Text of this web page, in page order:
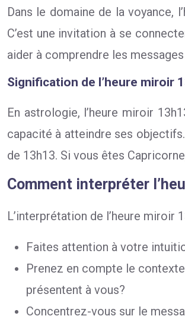
Dans le domaine de la voyance,
C’est une invitation à se
aider à comprendre les
Signification de l’heure miroir
En astrologie, l’heure miroir
capacité à atteindre ses
de 13h13. Si vous êtes
Comment interpréter
L’interprétation de l’heure
Faites attention à votre
Prenez en compte le
présentent à vous?
Concentrez-vous sur le